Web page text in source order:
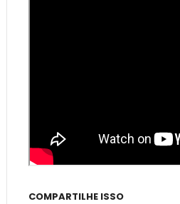
COMPARTILHE ISSO